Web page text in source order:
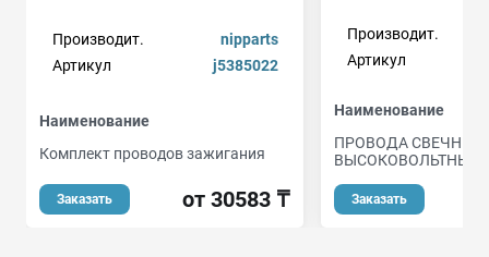
Производит.
nipparts
Артикул
j5385022
Наименование
Комплект проводов зажигания
Заказать от 30583 ₸
Производит.
Артикул
Наименование
ПРОВОДА СВЕЧНЫЕ
ВЫСОКОВОЛЬТНЫЕ
Заказать